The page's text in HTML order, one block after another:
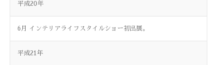
平成20年
6月 インテリアライフスタイルショー初出展。
平成21年